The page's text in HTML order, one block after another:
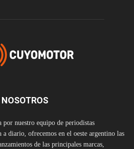
NOSOTROS
nuestro equipo de periodistas
a diario, ofrecemos en el oeste argentino las
de las principales marcas,